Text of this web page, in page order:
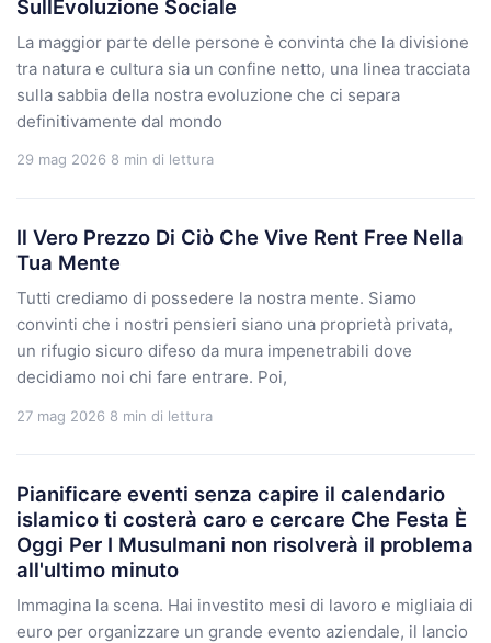
SullEvoluzione Sociale
La maggior parte delle persone è convinta che la divisione
tra natura e cultura sia un confine netto, una linea tracciata
sulla sabbia della nostra evoluzione che ci separa
definitivamente dal mondo
29 mag 2026 8 min di lettura
Il Vero Prezzo Di Ciò Che Vive Rent Free Nella
Tua Mente
Tutti crediamo di possedere la nostra mente. Siamo
convinti che i nostri pensieri siano una proprietà privata,
un rifugio sicuro difeso da mura impenetrabili dove
decidiamo noi chi fare entrare. Poi,
27 mag 2026 8 min di lettura
Pianificare eventi senza capire il calendario
islamico ti costerà caro e cercare Che Festa È
Oggi Per I Musulmani non risolverà il problema
all'ultimo minuto
Immagina la scena. Hai investito mesi di lavoro e migliaia di
euro per organizzare un grande evento aziendale, il lancio